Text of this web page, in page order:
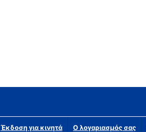
Έκδοση για κινητά Ο λογαριασμός σας